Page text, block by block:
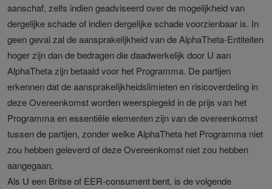
aanschaf, zelfs indien geadviseerd over de mogelijkheid van
dergelijke schade of indien dergelijke schade voorzienbaar is. In
geen geval zal de aansprakelijkheid van de AlphaTheta-Entiteiten
hoger zijn dan de bedragen die daadwerkelijk door U aan
AlphaTheta zijn betaald voor het Programma. De partijen
erkennen dat de aansprakelijkheidslimieten en risicoverdeling in
deze Overeenkomst worden weerspiegeld in de prijs van het
Programma en essentiële elementen zijn van de overeenkomst
tussen de partijen, zonder welke AlphaTheta het Programma niet
zou hebben geleverd of deze Overeenkomst niet zou hebben
aangegaan.
Als U een Britse of EER-consument bent, is de volgende